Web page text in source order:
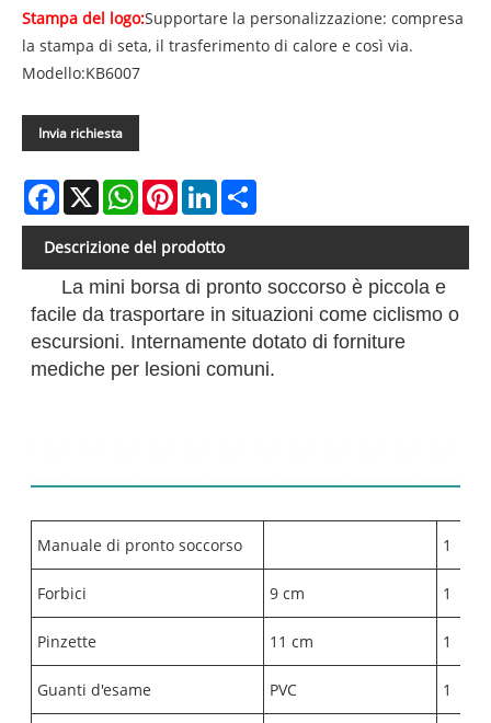
Stampa del logo:Supportare la personalizzazione: compresa
la stampa di seta, il trasferimento di calore e così via.
Modello:KB6007
Invia richiesta
Facebook
X WhatsAppPinterestLinkedIn
Descrizione del prodotto
La mini borsa di pronto soccorso è piccola e
facile da trasportare in situazioni come ciclismo o
escursioni. Internamente dotato di forniture
mediche per lesioni comuni.
Manuale di pronto soccorso 1
Forbici 9 cm 1
Pinzette 11 cm 1
Guanti d'esame PVC 1